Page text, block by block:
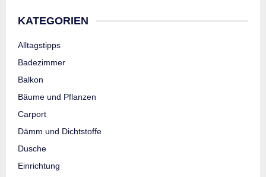
KATEGORIEN
Alltagstipps
Badezimmer
Balkon
Bäume und Pflanzen
Carport
Dämm und Dichtstoffe
Dusche
Einrichtung